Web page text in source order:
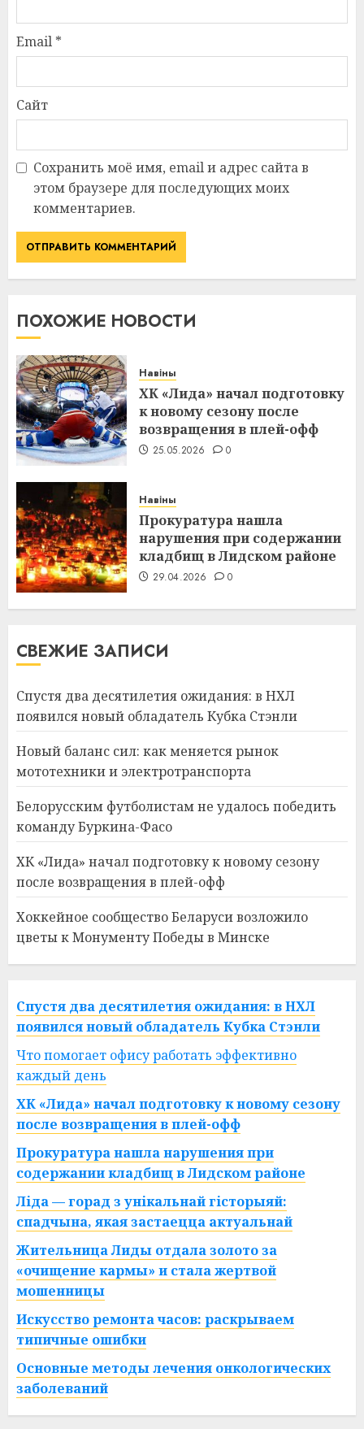
Email *
Сайт
Сохранить моё имя, email и адрес сайта в
этом браузере для последующих моих
комментариев.
ПОХОЖИЕ НОВОСТИ
Навіны
ХК «Лида» начал подготовку
к новому сезону после
возвращения в плей-офф
25.05.2026 0
Навіны
Прокуратура нашла
нарушения при содержании
кладбищ в Лидском районе
29.04.2026 0
СВЕЖИЕ ЗАПИСИ
Спустя два десятилетия ожидания: в НХЛ
появился новый обладатель Кубка Стэнли
Новый баланс сил: как меняется рынок
мототехники и электротранспорта
Белорусским футболистам не удалось победить
команду Буркина-Фасо
ХК «Лида» начал подготовку к новому сезону
после возвращения в плей-офф
Хоккейное сообщество Беларуси возложило
цветы к Монументу Победы в Минске
Спустя два десятилетия ожидания: в НХЛ
появился новый обладатель Кубка Стэнли
Что помогает офису работать эффективно
каждый день
ХК «Лида» начал подготовку к новому сезону
после возвращения в плей-офф
Прокуратура нашла нарушения при
содержании кладбищ в Лидском районе
Ліда — горад з унікальнай гісторыяй:
спадчына, якая застаецца актуальнай
Жительница Лиды отдала золото за
«очищение кармы» и стала жертвой
мошенницы
Искусство ремонта часов: раскрываем
типичные ошибки
Основные методы лечения онкологических
заболеваний